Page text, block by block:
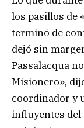
los pasillos de
terminó de
dejó sin
Passalacqua
Misionero»,
coordinador y
influyentes del